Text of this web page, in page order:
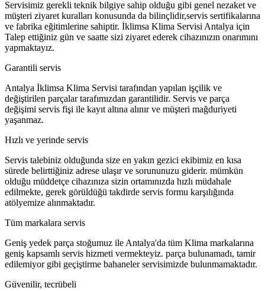
Servisimiz gerekli teknik bilgiye sahip olduğu gibi genel nezaket ve
müşteri ziyaret kuralları konusunda da bilinçlidir,servis sertifikalarına
ve fabrika eğitimlerine sahiptir. İklimsa Klima Servisi Antalya için
Talep ettiğiniz gün ve saatte sizi ziyaret ederek cihazınızın onarımını
yapmaktayız.
Garantili servis
Antalya İklimsa Klima Servisi tarafından yapılan işçilik ve
değiştirilen parçalar tarafımızdan garantilidir. Servis ve parça
değişimi servis fişi ile kayıt altına alınır ve müşteri mağduriyeti
yaşanmaz.
Hızlı ve yerinde servis
Servis talebiniz olduğunda size en yakın gezici ekibimiz en kısa
sürede belirttiğiniz adrese ulaşır ve sorununuzu giderir. mümkün
olduğu müddetçe cihazınıza sizin ortamınızda hızlı müdahale
edilmekte, gerek görüldüğü takdirde servis formu karşılığında
atölyemize alınmaktadır.
Tüm markalara servis
Geniş yedek parça stoğumuz ile Antalya'da tüm Klima markalarına
geniş kapsamlı servis hizmeti vermekteyiz. parça bulunamadı, tamir
edilemiyor gibi geçiştirme bahaneler servisimizde bulunmamaktadır.
Güvenilir, tecrübeli